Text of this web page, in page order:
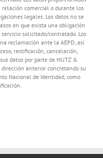
comercial o durante los
legales. Los datos no se
en que exista una obligación
solicitado/contratado. Los
reclamación ante la AEPD, así
rectificación, cancelación,
datos por parte de HUTZ &
anterior concretando su
Nacional de Identidad, como